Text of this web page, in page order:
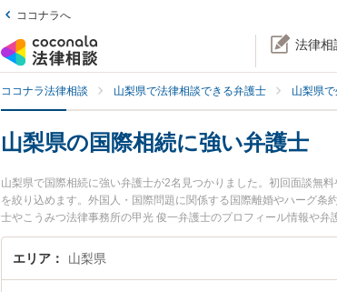
ココナラへ
法律相
ココナラ法律相談 山梨県で法律相談できる弁護士 山梨県
山梨県の国際相続に強い弁護士
山梨県で国際相続に強い弁護士が2名見つかりました。初回面談無
を絞り込めます。外国人・国際問題に関係する国際離婚やハーグ
士やこうみつ法律事務所の甲光 俊一弁護士のプロフィール情報や
護士に相談したい』『国際相続のトラブル解決の実績豊富な近く
お困りの相談者さんにおすすめです。
エリア 山梨県